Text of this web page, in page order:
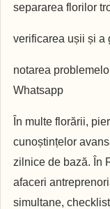
separarea florilor
verificarea ușii și a
notarea
Whatsapp
În multe florării,
cunoștințelor
zilnice de bază. În
afaceri
simultane,